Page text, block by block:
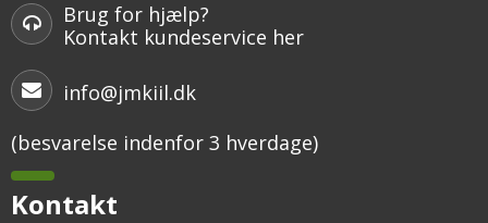
Brug for hjælp?
Kontakt kundeservice her
info@jmkiil.dk
(besvarelse indenfor 3 hverdage)
Kontakt